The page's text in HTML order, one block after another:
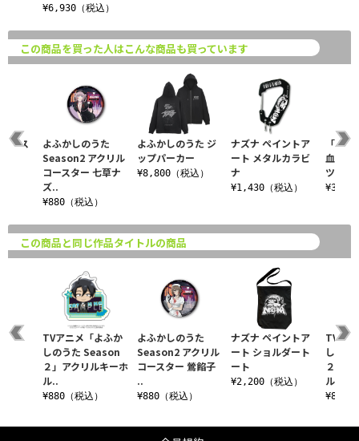
¥6,930（税込）
この商品を買った人はこんな商品も買っています
よふかしのうた ジ
ップパーカー
¥8,800（税込）
ナズナ ペイントア
ート メタルカラビ
ナ
¥1,430（税込）
「七
血鬼で
ツ
¥3,300
ルス
よふかしのうた
Season2 アクリル
コースター 七草ナ
ズ..
¥880（税込）
この商品と同じ作品タイトルの商品
よふかしのうた
Season2 アクリル
コースター 鶯餡子
..
¥880（税込）
ナズナ ペイントア
ート ショルダート
ート
¥2,200（税込）
TVア
しの
２」ア
ル..
¥880
うた
TVアニメ「よふか
しのうた Season
２」アクリルキーホ
ル..
¥880（税込）